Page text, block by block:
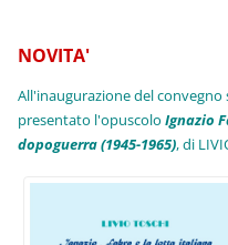
NOVITA'
All'inaugurazione del convegno
presentato l'opuscoloIgnazio
dopoguerra (1945-1965), di